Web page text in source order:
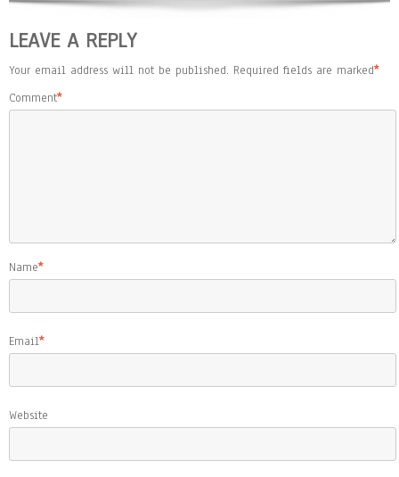
LEAVE A REPLY
Your email address will not be published. Required fields are marked*
Comment*
Name*
Email*
Website